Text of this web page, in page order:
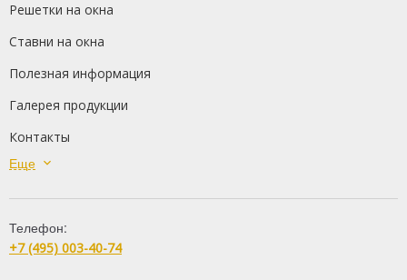
Решетки на окна
Ставни на окна
Полезная информация
Галерея продукции
Контакты
Сварные решетки
Кованые решетки
Распашные решетки
Еще
Телефон:
+7 (495) 003-40-74